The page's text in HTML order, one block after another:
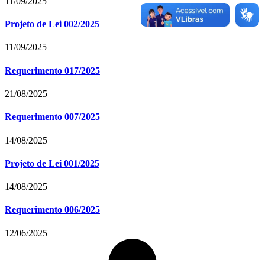
Projeto de Lei 002/2025
11/09/2025
Requerimento 017/2025
21/08/2025
Requerimento 007/2025
14/08/2025
Projeto de Lei 001/2025
14/08/2025
Requerimento 006/2025
12/06/2025